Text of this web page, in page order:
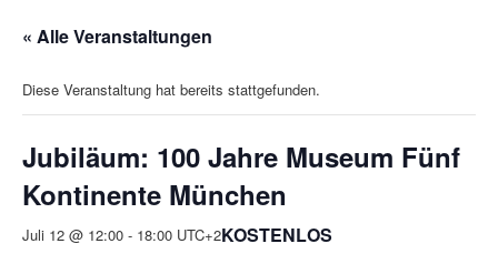
« Alle Veranstaltungen
Diese Veranstaltung hat bereits stattgefunden.
Jubiläum: 100 Jahre Museum Fünf
Kontinente München
Juli 12 @ 12:00 - 18:00 UTC+2KOSTENLOS